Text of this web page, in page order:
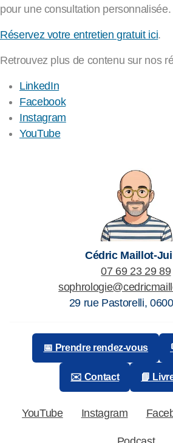
pour une consultation personnalisée.
Réservez votre entretien gratuit ici.
Retrouvez plus de contenu sur nos
LinkedIn
Facebook
Instagram
YouTube
Cédric Maillot-
07 69 23 29 89
29 rue Pastorelli,
📅 Prendre rendez-vous
✉️ Contact 📘
YouTube Instagram